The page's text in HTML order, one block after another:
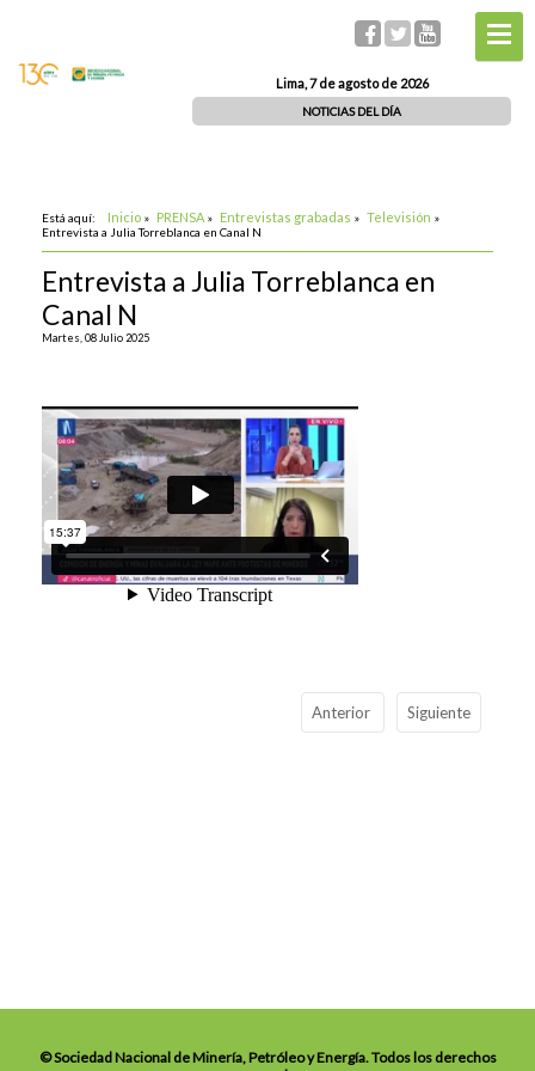
Lima, 7 de agosto de 2026
NOTICIAS DEL DÍA
Está aquí: Inicio » PRENSA » Entrevistas grabadas » Televisión »
Entrevista a Julia Torreblanca en Canal N
Entrevista a Julia Torreblanca en
Canal N
Martes, 08 Julio 2025
Anterior Siguiente
© Sociedad Nacional de Minería, Petróleo y Energía. Todos los derechos